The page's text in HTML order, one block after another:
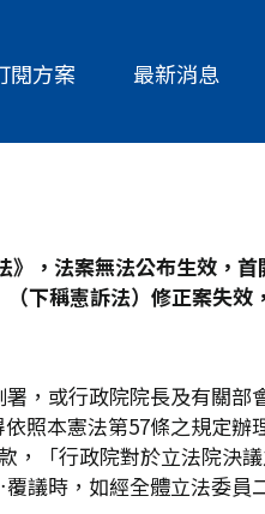
閱方案 最新消息
，法案無法公布生效，
下稱憲訴法）修正案失效
，或行政院院長及有關
照本憲法第57條之規定
「行政院對於立法院決
議時，如經全體立法委員